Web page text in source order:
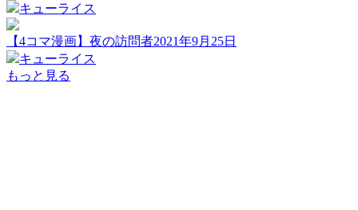
キューライス
【4コマ漫画】夜の訪問者2021年9月25日
キューライス
もっと見る